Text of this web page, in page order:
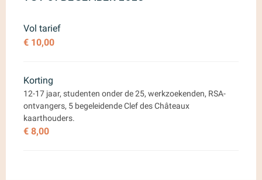
Vol tarief
€ 10,00
Korting
12-17 jaar, studenten onder de 25, werkzoekenden, RSA-
ontvangers, 5 begeleidende Clef des Châteaux
kaarthouders.
€ 8,00